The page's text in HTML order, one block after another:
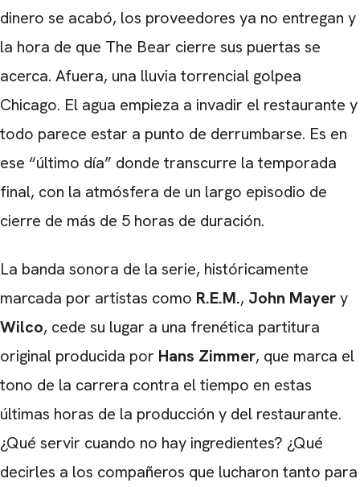
dinero se acabó, los proveedores ya no entregan y
la hora de que The Bear cierre sus puertas se
acerca. Afuera, una lluvia torrencial golpea
Chicago. El agua empieza a invadir el restaurante y
todo parece estar a punto de derrumbarse. Es en
ese “último día” donde transcurre la temporada
final, con la atmósfera de un largo episodio de
cierre de más de 5 horas de duración.
La banda sonora de la serie, históricamente
marcada por artistas como R.E.M., John Mayery
Wilco, cede su lugar a una frenética partitura
original producida por Hans Zimmer, que marca el
tono de la carrera contra el tiempo en estas
últimas horas de la producción y del restaurante.
¿Qué servir cuando no hay ingredientes? ¿Qué
decirles a los compañeros que lucharon tanto para